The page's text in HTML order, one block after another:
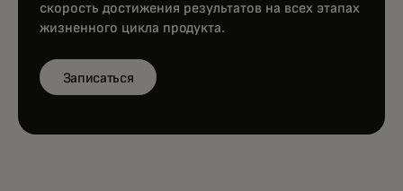
скорость достижения результатов на всех этапах
жизненного цикла продукта.
Записаться